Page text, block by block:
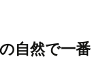
自然で一番